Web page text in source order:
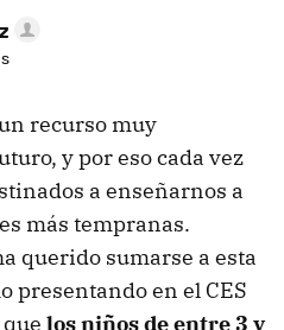
recurso muy
y por eso cada vez
a enseñarnos a
más tempranas.
querido sumarse a esta
presentando en el CES
los niños de entre 3 y